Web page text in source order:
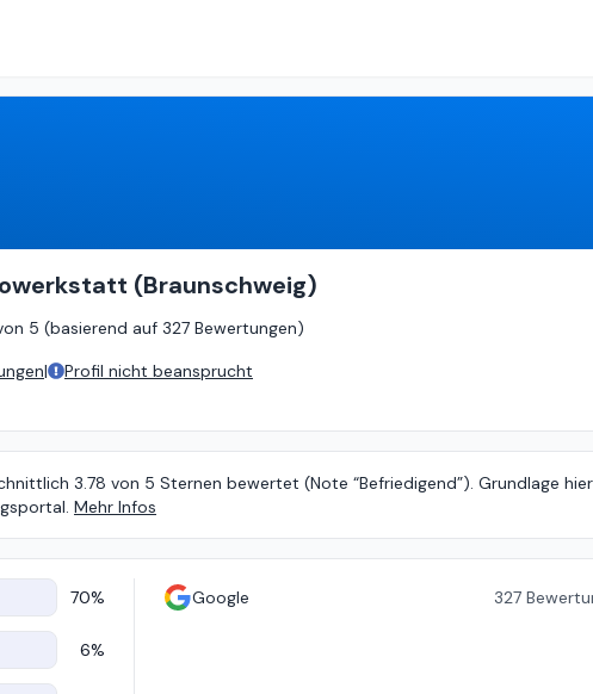
(Braunschweig)
5 (basierend auf 327 Bewertungen)
| Profil nicht beansprucht
3.78 von 5 Sternen bewertet (Note “Befriedigend”). Grundlage
Mehr Infos
70%
6%
Google 327